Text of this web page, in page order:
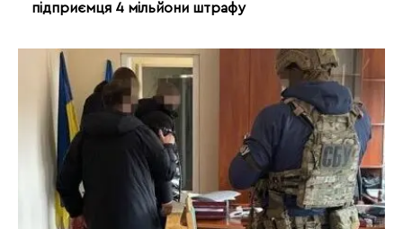
підприємця 4 мільйони штрафу